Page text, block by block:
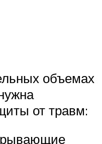
объемах
от травм: